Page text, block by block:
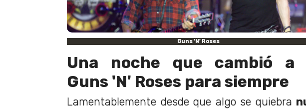
Guns 'N' Roses
Una noche que cambió a
Guns 'N' Roses para siempre
Lamentablemente desde que algo se quiebra